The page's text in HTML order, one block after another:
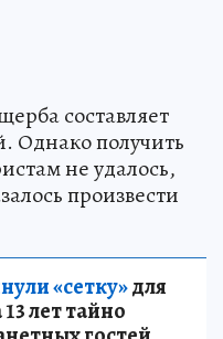
составляет
Однако получить
не удалось,
произвести
«сетку»для
лет тайно